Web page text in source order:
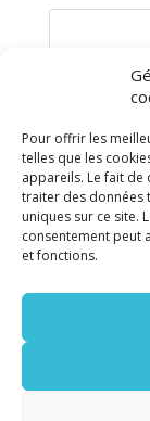
Pour offrir les
telles que les
appareils. Le fait de
traiter des données
uniques sur ce site.
consentement peut
et fonctions.
être